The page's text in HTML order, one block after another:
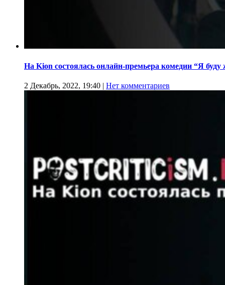
На Kion cостоялась онлайн-премьера комедии “Я буду
2 Декабрь, 2022, 19:40 | Нет комментариев